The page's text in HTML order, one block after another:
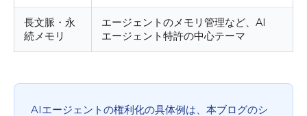
長文脈・永
続メモリ
エージェントのメモリ管理など、AI
エージェント特許の中心テーマ
AIエージェントの権利化の具体例は、本ブログのシ